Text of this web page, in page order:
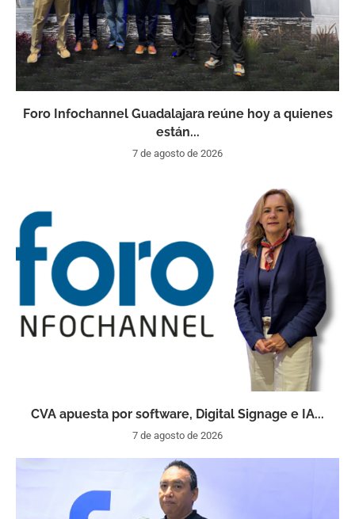
Foro Infochannel Guadalajara reúne hoy a quienes
están...
7 de agosto de 2026
CVA apuesta por software, Digital Signage e IA...
7 de agosto de 2026